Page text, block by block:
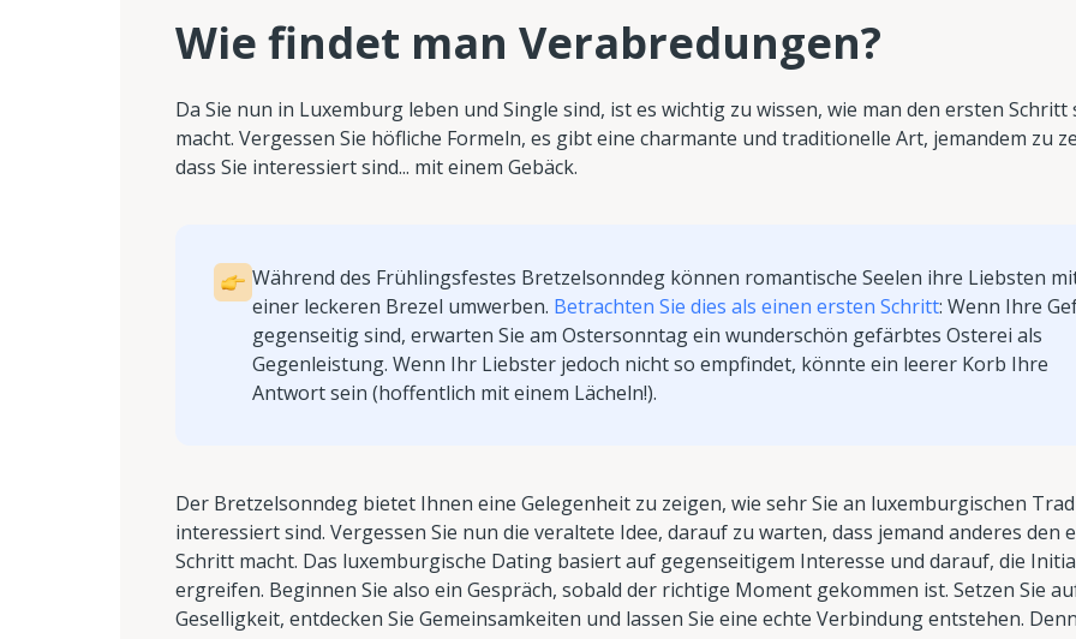
Wie findet man Verabredungen?
Da Sie nun in Luxemburg leben und Single sind, ist es wichtig zu wissen, wie man den ersten Schritt
macht. Vergessen Sie höfliche Formeln, es gibt eine charmante und traditionelle Art, jemandem zu
dass Sie interessiert sind... mit einem Gebäck.
Während des Frühlingsfestes Bretzelsonndeg können romantische Seelen ihre Liebsten
einer leckeren Brezel umwerben. Betrachten Sie dies als einen ersten Schritt: Wenn Ihre
gegenseitig sind, erwarten Sie am Ostersonntag ein wunderschön gefärbtes Osterei als
Gegenleistung. Wenn Ihr Liebster jedoch nicht so empfindet, könnte ein leerer Korb Ihre
Antwort sein (hoffentlich mit einem Lächeln!).
Der Bretzelsonndeg bietet Ihnen eine Gelegenheit zu zeigen, wie sehr Sie an luxemburgischen
interessiert sind. Vergessen Sie nun die veraltete Idee, darauf zu warten, dass jemand anderes den
Schritt macht. Das luxemburgische Dating basiert auf gegenseitigem Interesse und darauf, die
ergreifen. Beginnen Sie also ein Gespräch, sobald der richtige Moment gekommen ist. Setzen Sie
Geselligkeit, entdecken Sie Gemeinsamkeiten und lassen Sie eine echte Verbindung entstehen.